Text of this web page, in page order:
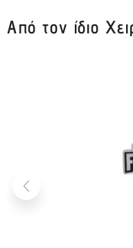
Από τον ίδιο